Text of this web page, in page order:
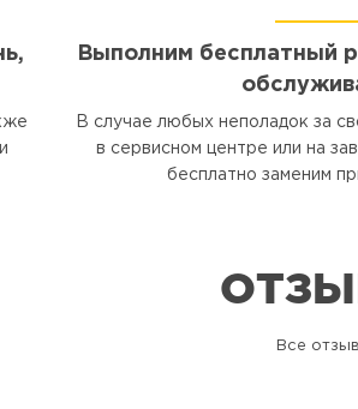
Выполним бесплатный
В случае любых неполадок за
в сервисном центре или на
бесплатно заменим
Все